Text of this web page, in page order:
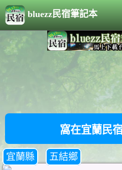
bluezz民宿筆記本
窩在宜蘭民
宜蘭縣 五結鄉